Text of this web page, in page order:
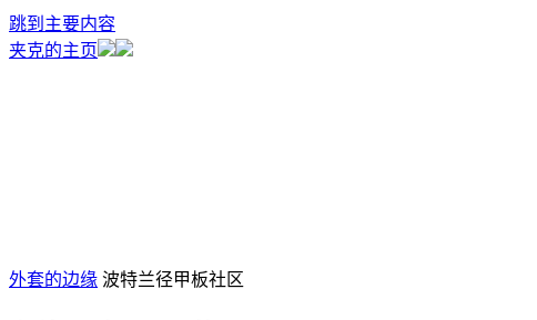
跳到主要内容
夹克的主页
外套的边缘 波特兰径甲板社区